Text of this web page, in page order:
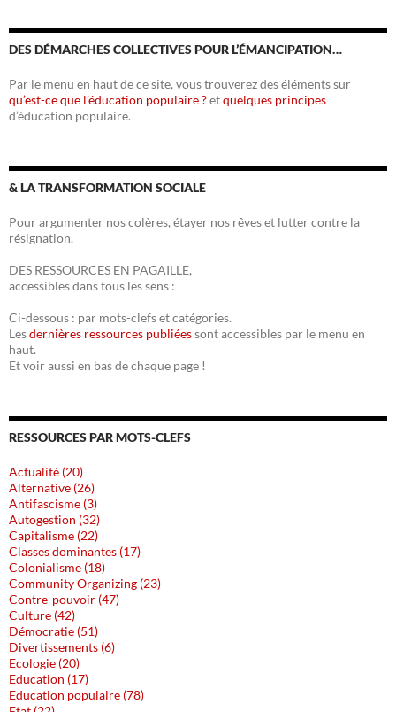
DES DÉMARCHES COLLECTIVES POUR L’ÉMANCIPATION…
Par le menu en haut de ce site, vous trouverez des éléments sur
qu’est-ce que l’éducation populaire ?etquelques principes
d’éducation populaire.
& LA TRANSFORMATION SOCIALE
Pour argumenter nos colères, étayer nos rêves et lutter contre la
résignation.
DES RESSOURCES EN PAGAILLE,
accessibles dans tous les sens :
Ci-dessous : par mots-clefs et catégories.
Lesdernières ressources publiéessont accessibles par le menu en
haut.
Et voir aussi en bas de chaque page !
RESSOURCES PAR MOTS-CLEFS
Actualité (20)
Alternative (26)
Antifascisme (3)
Autogestion (32)
Capitalisme (22)
Classes dominantes (17)
Colonialisme (18)
Community Organizing (23)
Contre-pouvoir (47)
Culture (42)
Démocratie (51)
Divertissements (6)
Ecologie (20)
Education (17)
Education populaire (78)